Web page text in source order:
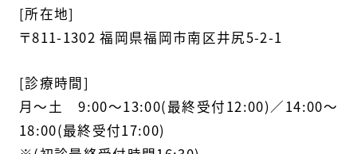
[所在地]
〒811-1302 福岡県福岡市南区井尻5-2-1
[診療時間]
月〜土 9:00～13:00(最終受付12:00)／14:00～
18:00(最終受付17:00)